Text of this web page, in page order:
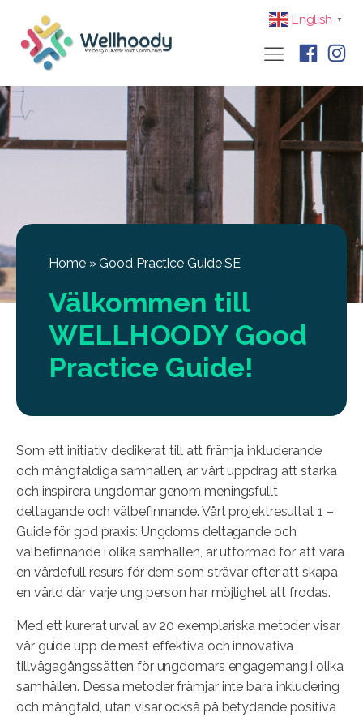
English ▼
Home»Good Practice Guide SE
Välkommen till
WELLHOODY Good
Practice Guide!
Som ett initiativ dedikerat till att främja inkluderande
och mångfaldiga samhällen, är vårt uppdrag att stärka
och inspirera ungdomar genom meningsfullt
deltagande och välbefinnande. Vårt projektresultat 1 –
Guide för god praxis: Ungdoms deltagande och
välbefinnande i olika samhällen, är utformad för att vara
en värdefull resurs för dem som strävar efter att skapa
en värld där varje ung person har möjlighet att frodas.
Med ett kurerat urval av 20 exemplariska metoder visar
vår guide upp de mest effektiva och innovativa
tillvägagångssätten för ungdomars engagemang i olika
samhällen. Dessa metoder främjar inte bara inkludering
och mångfald, utan visar också på betydande positiva